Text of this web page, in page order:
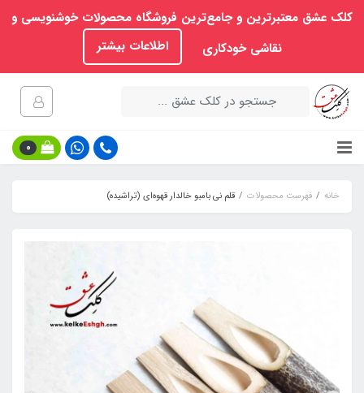
کلک عشق معتبرترین و جامع‌ترین فروشگاه محصولات خوشنویسی و
نقاشی خودکاری
اطلاعات بیشتر
0
خانه فهرست محصولات قلم نی بامبو خالدار قهوه‌ای (تراشیده)